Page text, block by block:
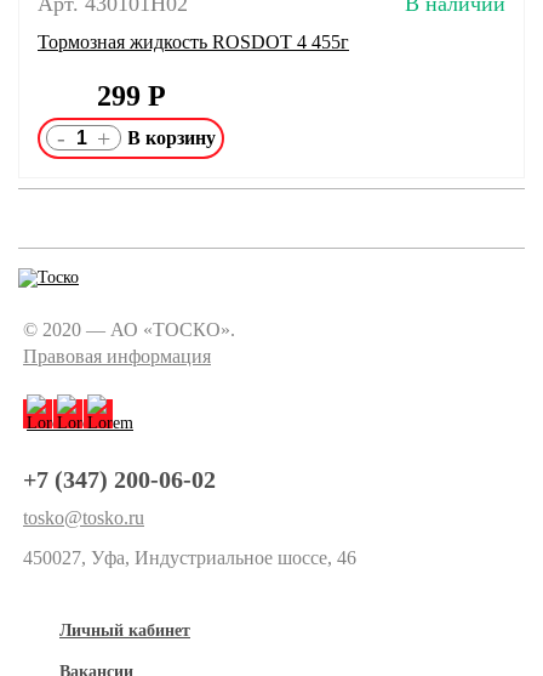
Тормозная жидкость ROSDOT 4 455г
299 Р
- +
© 2020 — АО «ТОСКО».
Правовая информация
+7 (347) 200-06-02
tosko@tosko.ru
450027, Уфа, Индустриальное шоссе, 46
Личный кабинет
Вакансии